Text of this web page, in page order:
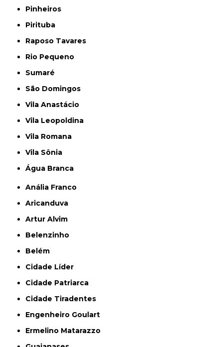
Pinheiros
Pirituba
Raposo Tavares
Rio Pequeno
Sumaré
São Domingos
Vila Anastácio
Vila Leopoldina
Vila Romana
Vila Sônia
Água Branca
Anália Franco
Aricanduva
Artur Alvim
Belenzinho
Belém
Cidade Líder
Cidade Patriarca
Cidade Tiradentes
Engenheiro Goulart
Ermelino Matarazzo